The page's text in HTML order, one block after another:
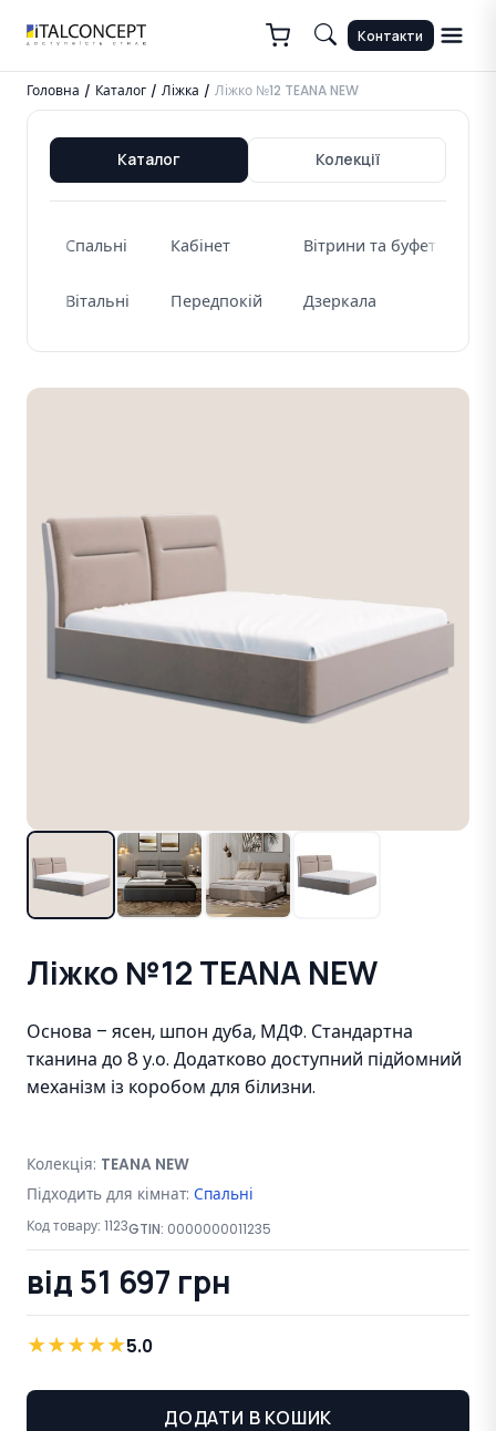
Контакти
Головна / Каталог / Ліжка / Ліжко №12 TEANA NEW
Каталог Колекції
Спальні
Вітальні
Кабінет
Передпокій
Вітрини та буфети
Дзеркала
Ліжко №12 TEANA NEW
Основа – ясен, шпон дуба, МДФ. Стандартна
тканина до 8 у.о. Додатково доступний підйомний
механізм із коробом для білизни.
Колекція: TEANA NEW
Підходить для кімнат: Спальні
Код товару: 1123GTIN: 0000000011235
від 51 697 грн
★★★★★5.0
ДОДАТИ В КОШИК